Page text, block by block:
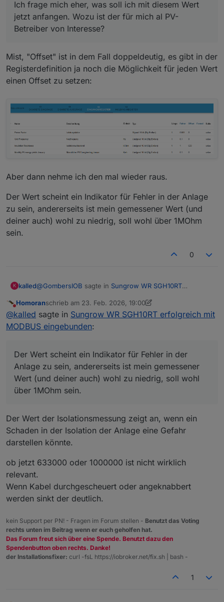
Ich frage mich eher, was soll ich mit diesem Wert
jetzt anfangen. Wozu ist der für mich al PV-
Betreiber von Interesse?
Mist, "Offset" ist in dem Fall doppeldeutig, es gibt in der
Registerdefinition ja noch die Möglichkeit für jeden Wert
einen Offset zu setzen:
Aber dann nehme ich den mal wieder raus.
Der Wert scheint ein Indikator für Fehler in der Anlage
zu sein, andererseits ist mein gemessener Wert (und
deiner auch) wohl zu niedrig, soll wohl über 1MOhm
sein.
0
K kalled@GombersIOB sagte in Sungrow WR SGH10RT
@kalled sagte inSungrow WR SGH10RT erfolgreich
mit MODBUS eingebunden
Sind denn die 633kOhm der Offset für diesen
Wert? Ich konnte dazu nirgends finden (aber
Danke für eine kurze Info :)
ich sprach ist der Abstand des Registers zum
Offset, bzw Offset 0. Da alle Register die Länge 1
haben (manche Werte belegen mehr als 1 Register,
(d.h. haben die Länge 2 Register oder mehr), ist ihr
Der ausgelesene Widerstand von 633 kOhm ist der
Wert an sich, da spielt der Begriff Offset keine
Rolle.
jetzt anfangen. Wozu ist der für mich al PV-
Mist, "Offset" ist in dem Fall doppeldeutig, es gibt in der
einen Offset zu setzen:
Der Wert scheint ein Indikator für Fehler in der Anlage
zu sein, andererseits ist mein gemessener Wert (und
deiner auch) wohl zu niedrig, soll wohl über 1MOhm
Nicht stören
Homoranschrieb am 23. Feb. 2026, 19:00
zuletzt editiert von Homoran
@kalled sagte in Sungrow WR SGH10RT erfolgreich mit
MODBUS eingebunden:
Der Wert scheint ein Indikator für Fehler in der
Anlage zu sein, andererseits ist mein gemessener
Wert (und deiner auch) wohl zu niedrig, soll wohl
über 1MOhm sein.
Der Wert der Isolationsmessung zeigt an, wenn ein
Schaden in der Isolation der Anlage eine Gefahr
darstellen könnte.
ob jetzt 633000 oder 1000000 ist nicht wirklich
relevant.
Wenn Kabel durchgescheuert oder angeknabbert
werden sinkt der deutlich.
kein Support per PN! - Fragen im Forum stellen - Benutzt das Voting
rechts unten im Beitrag wenn er euch geholfen hat.
Das Forum freut sich über eine Spende. Benutzt dazu den
Spendenbutton oben rechts. Danke!
der Installationsfixer: curl -fsL https://iobroker.net/fix.sh | bash -
1